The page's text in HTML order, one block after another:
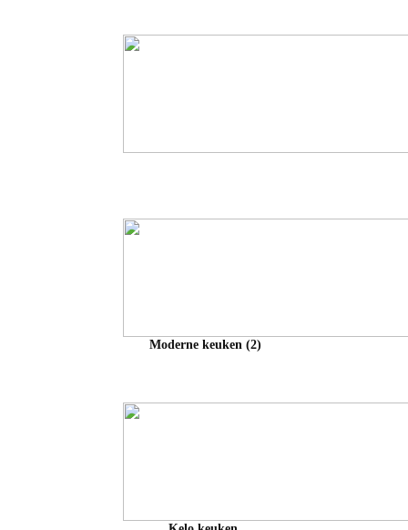
Moderne keuken (2)